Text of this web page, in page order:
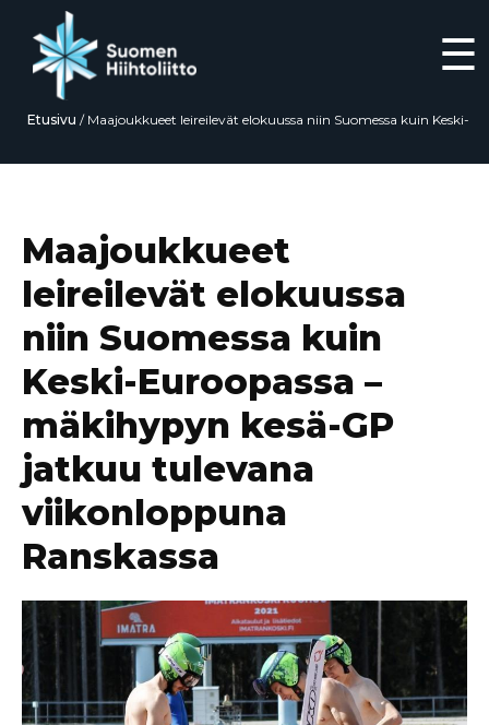
☰
Etusivu / Maajoukkueet leireilevät elokuussa niin Suomessa kuin Keski-
Ranskassa
Maajoukkueet
leireilevät elokuussa
niin Suomessa kuin
Keski-Euroopassa –
mäkihypyn kesä-GP
jatkuu tulevana
viikonloppuna
Ranskassa